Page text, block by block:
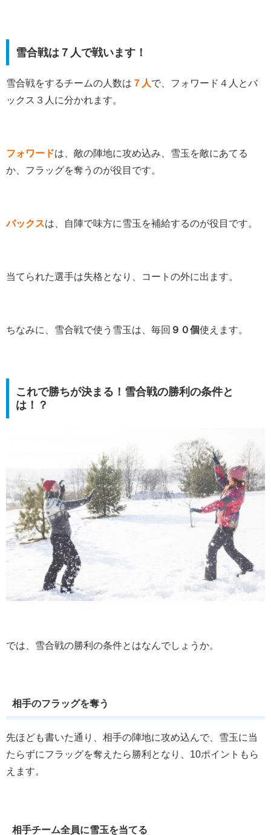
雪合戦は７人で戦います！
雪合戦をするチームの人数は ７人で、フォワード４人とバ
ックス３人に分かれます。
フォワードは、敵の陣地に攻め込み、雪玉を敵にあてる
か、フラッグを奪うのが役目です。
バックスは、自陣で味方に雪玉を補給するのが役目です。
当てられた選手は失格となり、コートの外に出ます。
ちなみに、雪合戦で使う雪玉は、毎回 ９０個使えます。
これで勝ちが決まる！雪合戦の勝利の条件と
は！？
では、雪合戦の勝利の条件とはなんでしょうか。
相手のフラッグを奪う
先ほども書いた通り、相手の陣地に攻め込んで、雪玉に当
たらずにフラッグを奪えたら勝利となり、10ポイントもら
えます。
相手チーム全員に雪玉を当てる